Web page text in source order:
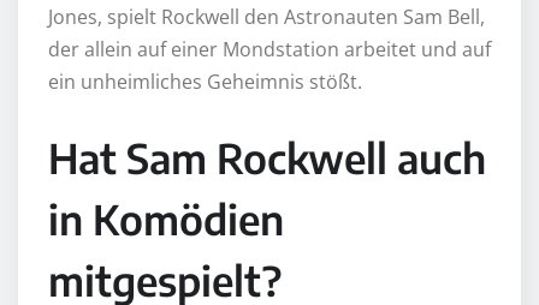
Jones, spielt Rockwell den Astronauten Sam Bell,
der allein auf einer Mondstation arbeitet und auf
ein unheimliches Geheimnis stößt.
Hat Sam Rockwell auch
in Komödien
mitgespielt?